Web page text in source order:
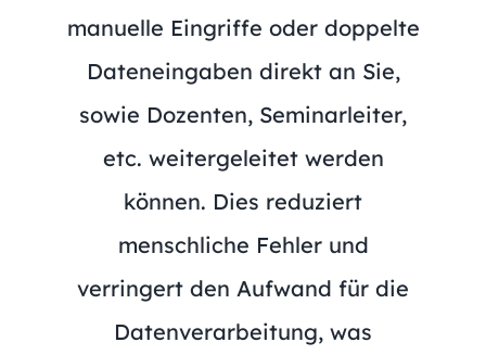
manuelle Eingriffe oder doppelte
Dateneingaben direkt an Sie,
sowie Dozenten, Seminarleiter,
etc. weitergeleitet werden
können. Dies reduziert
menschliche Fehler und
verringert den Aufwand für die
Datenverarbeitung, was